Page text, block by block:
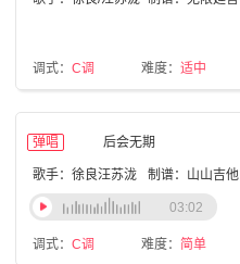
调式： C调 难度： 适中
弹唱 后会无期
歌手：徐良汪苏泷 制谱：山山吉他
调式： C调 难度： 简单
03:02